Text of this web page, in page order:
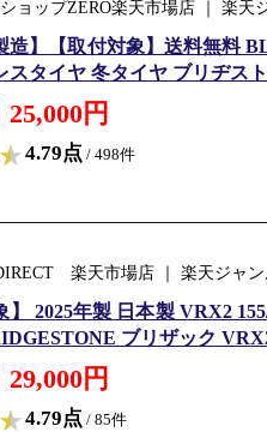
ョップZERO楽天市場店 ｜ 楽天
造】【取付対象】送料無料
スタイヤ 冬タイヤ ブリヂス
25,000円
4.79点 / 498件
楽天市場店 ｜ 楽天ジャン
】 2025年製 日本製 VRX2
ブリザック
29,000円
4.79点 / 85件